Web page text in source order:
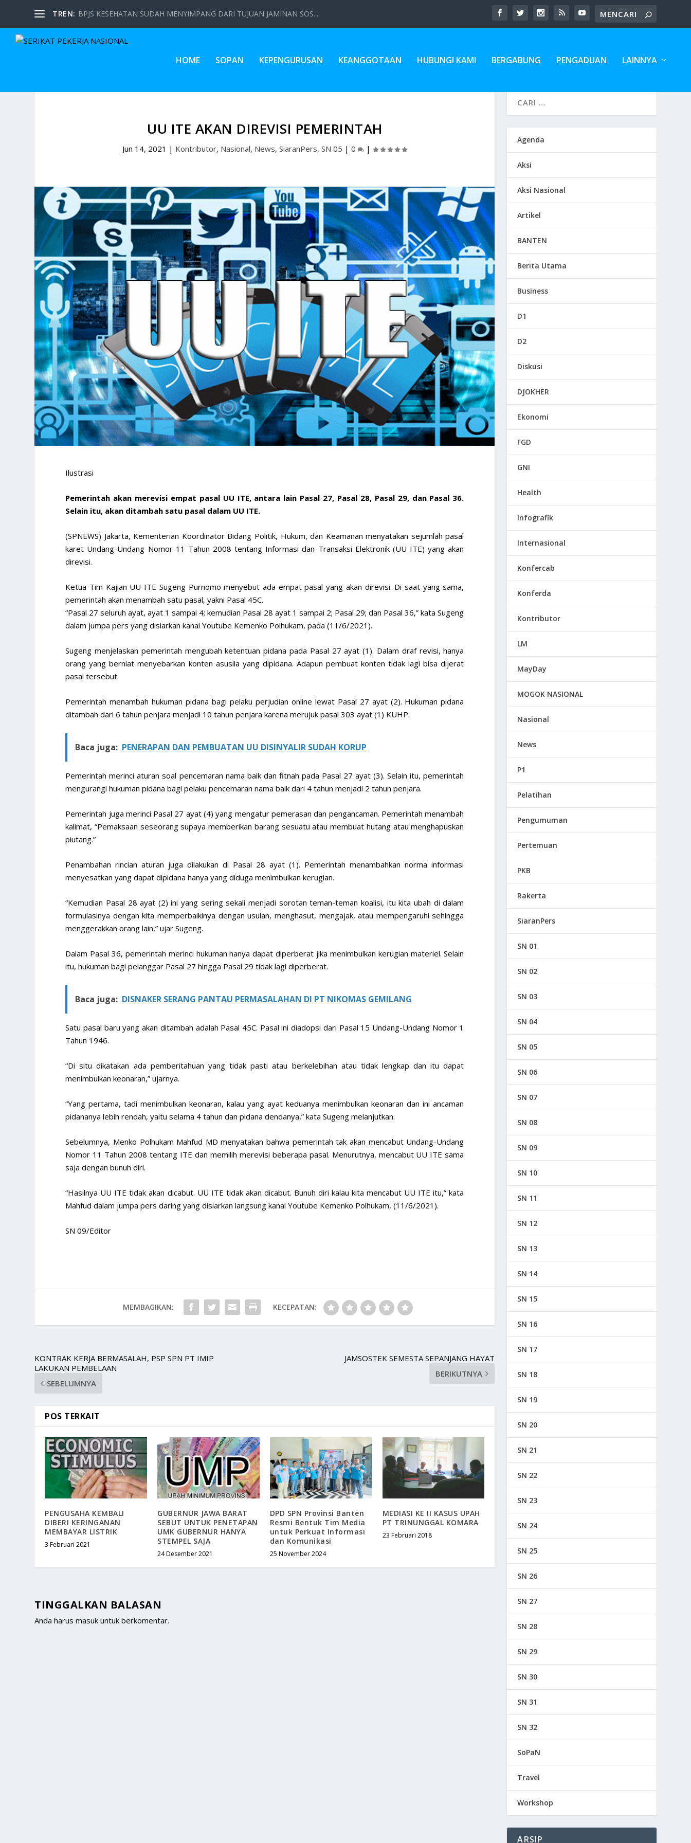
TREN: BPJS KESEHATAN SUDAH MENYIMPANG DARI TUJUAN JAMINAN SOS...
HOME SOPAN KEPENGURUSAN KEANGGOTAAN HUBUNGI KAMI BERGABUNG PENGADUAN LAINNYA
UU ITE AKAN DIREVISI PEMERINTAH
Jun 14, 2021 | Kontributor, Nasional, News,SiaranPers,SN 05 |0 |
Ilustrasi
Pemerintah akan merevisi empat pasal UU ITE, antara lain Pasal 27, Pasal 28, Pasal 29, dan Pasal 36.
Selain itu, akan ditambah satu pasal dalam UU ITE.
(SPNEWS) Jakarta, Kementerian Koordinator Bidang Politik, Hukum, dan Keamanan menyatakan sejumlah pasal
karet Undang-Undang Nomor 11 Tahun 2008 tentang Informasi dan Transaksi Elektronik (UU ITE) yang akan
direvisi.
Ketua Tim Kajian UU ITE Sugeng Purnomo menyebut ada empat pasal yang akan direvisi. Di saat yang sama,
pemerintah akan menambah satu pasal, yakni Pasal 45C.
“Pasal 27 seluruh ayat, ayat 1 sampai 4; kemudian Pasal 28 ayat 1 sampai 2; Pasal 29; dan Pasal 36,” kata Sugeng
dalam jumpa pers yang disiarkan kanal Youtube Kemenko Polhukam, pada (11/6/2021).
Sugeng menjelaskan pemerintah mengubah ketentuan pidana pada Pasal 27 ayat (1). Dalam draf revisi, hanya
orang yang berniat menyebarkan konten asusila yang dipidana. Adapun pembuat konten tidak lagi bisa dijerat
pasal tersebut.
Pemerintah menambah hukuman pidana bagi pelaku perjudian online lewat Pasal 27 ayat (2). Hukuman pidana
ditambah dari 6 tahun penjara menjadi 10 tahun penjara karena merujuk pasal 303 ayat (1) KUHP.
Baca juga: PENERAPAN DAN PEMBUATAN UU DISINYALIR SUDAH KORUP
Pemerintah merinci aturan soal pencemaran nama baik dan fitnah pada Pasal 27 ayat (3). Selain itu, pemerintah
mengurangi hukuman pidana bagi pelaku pencemaran nama baik dari 4 tahun menjadi 2 tahun penjara.
Pemerintah juga merinci Pasal 27 ayat (4) yang mengatur pemerasan dan pengancaman. Pemerintah menambah
kalimat, “Pemaksaan seseorang supaya memberikan barang sesuatu atau membuat hutang atau menghapuskan
piutang.”
Penambahan rincian aturan juga dilakukan di Pasal 28 ayat (1). Pemerintah menambahkan norma informasi
menyesatkan yang dapat dipidana hanya yang diduga menimbulkan kerugian.
“Kemudian Pasal 28 ayat (2) ini yang sering sekali menjadi sorotan teman-teman koalisi, itu kita ubah di dalam
formulasinya dengan kita memperbaikinya dengan usulan, menghasut, mengajak, atau mempengaruhi sehingga
menggerakkan orang lain,” ujar Sugeng.
Dalam Pasal 36, pemerintah merinci hukuman hanya dapat diperberat jika menimbulkan kerugian materiel. Selain
itu, hukuman bagi pelanggar Pasal 27 hingga Pasal 29 tidak lagi diperberat.
Baca juga: DISNAKER SERANG PANTAU PERMASALAHAN DI PT NIKOMAS GEMILANG
Satu pasal baru yang akan ditambah adalah Pasal 45C. Pasal ini diadopsi dari Pasal 15 Undang-Undang Nomor 1
Tahun 1946.
“Di situ dikatakan ada pemberitahuan yang tidak pasti atau berkelebihan atau tidak lengkap dan itu dapat
menimbulkan keonaran,” ujarnya.
“Yang pertama, tadi menimbulkan keonaran, kalau yang ayat keduanya menimbulkan keonaran dan ini ancaman
pidananya lebih rendah, yaitu selama 4 tahun dan pidana dendanya,” kata Sugeng melanjutkan.
Sebelumnya, Menko Polhukam Mahfud MD menyatakan bahwa pemerintah tak akan mencabut Undang-Undang
Nomor 11 Tahun 2008 tentang ITE dan memilih merevisi beberapa pasal. Menurutnya, mencabut UU ITE sama
saja dengan bunuh diri.
“Hasilnya UU ITE tidak akan dicabut. UU ITE tidak akan dicabut. Bunuh diri kalau kita mencabut UU ITE itu,” kata
Mahfud dalam jumpa pers daring yang disiarkan langsung kanal Youtube Kemenko Polhukam, (11/6/2021).
SN 09/Editor
MEMBAGIKAN: KECEPATAN:
KONTRAK KERJA BERMASALAH, PSP SPN PT IMIP
LAKUKAN PEMBELAAN
SEBELUMNYA
JAMSOSTEK SEMESTA SEPANJANG HAYAT
BERIKUTNYA
POS TERKAIT
PENGUSAHA KEMBALI
DIBERI KERINGANAN
MEMBAYAR LISTRIK
3 Februari 2021
GUBERNUR JAWA BARAT
SEBUT UNTUK PENETAPAN
UMK GUBERNUR HANYA
STEMPEL SAJA
24 Desember 2021
DPD SPN Provinsi Banten
Resmi Bentuk Tim Media
untuk Perkuat Informasi
dan Komunikasi
25 November 2024
MEDIASI KE II KASUS UPAH
PT TRINUNGGAL KOMARA
23 Februari 2018
TINGGALKAN BALASAN
Anda harusmasuk untuk berkomentar.
Agenda
Aksi
Aksi Nasional
Artikel
BANTEN
Berita Utama
Business
D1
D2
Diskusi
DJOKHER
Ekonomi
FGD
GNI
Health
Infografik
Internasional
Konfercab
Konferda
Kontributor
LM
MayDay
MOGOK NASIONAL
Nasional
News
P1
Pelatihan
Pengumuman
Pertemuan
PKB
Rakerta
SiaranPers
SN 01
SN 02
SN 03
SN 04
SN 05
SN 06
SN 07
SN 08
SN 09
SN 10
SN 11
SN 12
SN 13
SN 14
SN 15
SN 16
SN 17
SN 18
SN 19
SN 20
SN 21
SN 22
SN 23
SN 24
SN 25
SN 26
SN 27
SN 28
SN 29
SN 30
SN 31
SN 32
SoPaN
Travel
Workshop
ARSIP